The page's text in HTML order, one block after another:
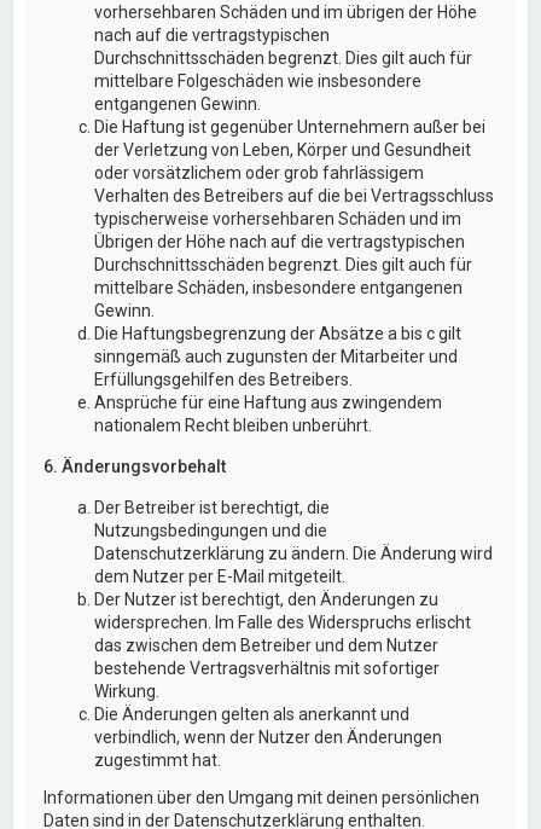
vorhersehbaren Schäden und im übrigen der Höhe
nach auf die vertragstypischen
Durchschnittsschäden begrenzt. Dies gilt auch für
mittelbare Folgeschäden wie insbesondere
entgangenen Gewinn.
Die Haftung ist gegenüber Unternehmern außer bei
der Verletzung von Leben, Körper und Gesundheit
oder vorsätzlichem oder grob fahrlässigem
Verhalten des Betreibers auf die bei Vertragsschluss
typischerweise vorhersehbaren Schäden und im
Übrigen der Höhe nach auf die vertragstypischen
Durchschnittsschäden begrenzt. Dies gilt auch für
mittelbare Schäden, insbesondere entgangenen
Gewinn.
Die Haftungsbegrenzung der Absätze a bis c gilt
sinngemäß auch zugunsten der Mitarbeiter und
Erfüllungsgehilfen des Betreibers.
Ansprüche für eine Haftung aus zwingendem
nationalem Recht bleiben unberührt.
6. Änderungsvorbehalt
Der Betreiber ist berechtigt, die
Nutzungsbedingungen und die
Datenschutzerklärung zu ändern. Die Änderung wird
dem Nutzer per E-Mail mitgeteilt.
Der Nutzer ist berechtigt, den Änderungen zu
widersprechen. Im Falle des Widerspruchs erlischt
das zwischen dem Betreiber und dem Nutzer
bestehende Vertragsverhältnis mit sofortiger
Wirkung.
Die Änderungen gelten als anerkannt und
verbindlich, wenn der Nutzer den Änderungen
zugestimmt hat.
Informationen über den Umgang mit deinen persönlichen
Daten sind in der Datenschutzerklärung enthalten.